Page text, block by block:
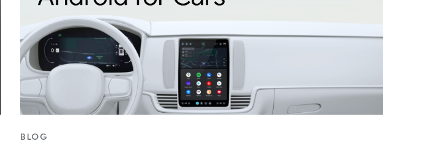
BLOG